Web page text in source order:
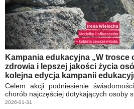
Kampania edukacyjna „W trosce
zdrowia i lepszej jakości życia
kolejna edycja kampanii
Celem akcji podniesienie
chorób najczęściej dotykających osoby
2026-01-31